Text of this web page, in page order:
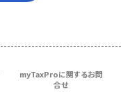
myTaxProに関するお問
合せ